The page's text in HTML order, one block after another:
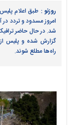
روزنو :
شد. در حال حاضر
گزارش شده و پلیس
راه‌ها مطلع شوند.